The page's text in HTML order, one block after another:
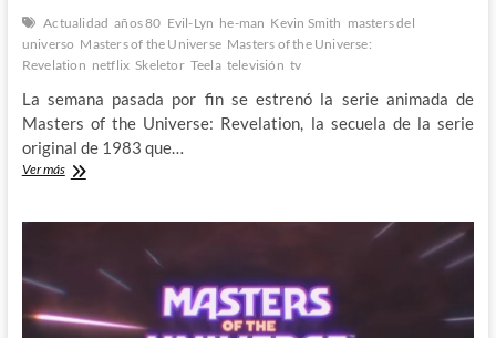
Actualidad años 80 Evil-Lyn he-man Kevin Smith masters del
universo Masters of the Universe Masters of the Universe:
Revelation netflix Skeletor Teela televisión tv
La semana pasada por fin se estrenó la serie animada de
Masters of the Universe: Revelation, la secuela de la serie
original de 1983 que…
Ver másMasters
El
poder
de